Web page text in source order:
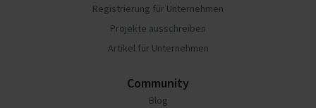
Registrierung für Unternehmen
Projekte ausschreiben
Artikel für Unternehmen
Community
Blog